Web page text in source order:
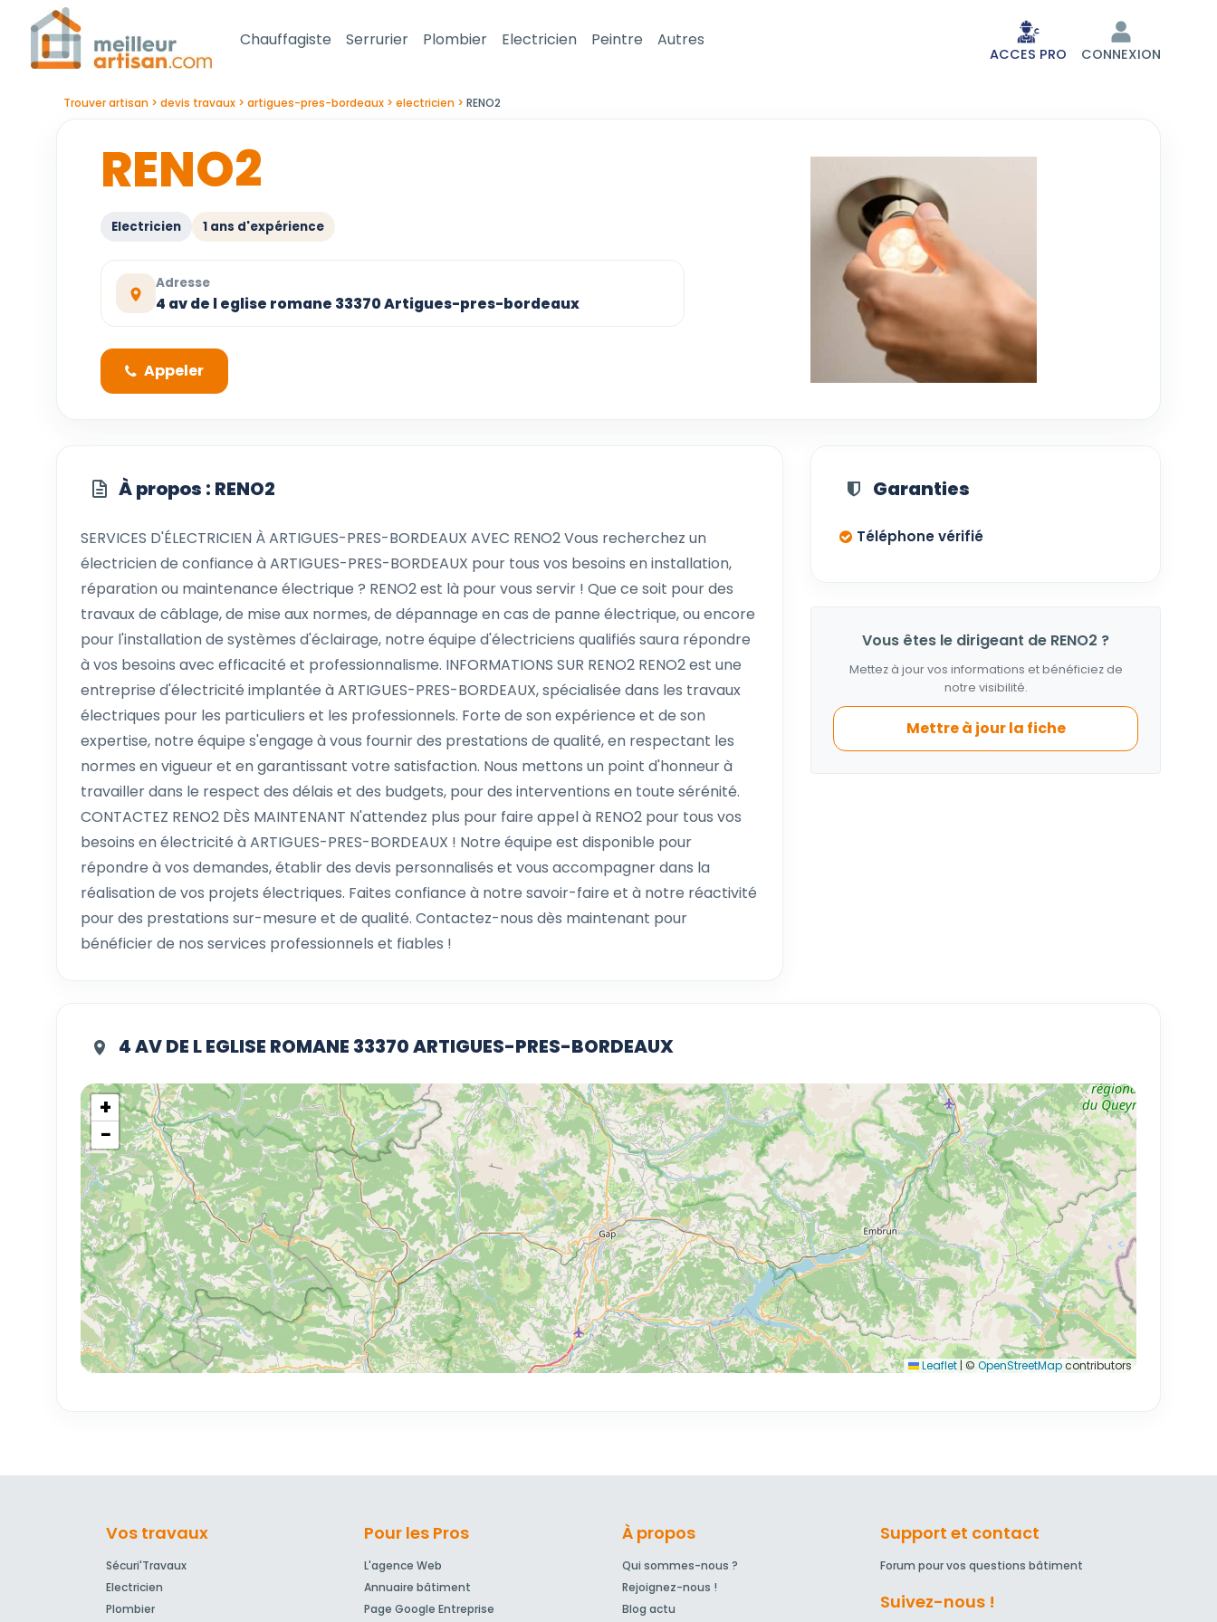
Chauffagiste Serrurier Plombier Electricien Peintre Autres
ACCES PRO CONNEXION
Trouver artisan devis travaux artigues-pres-bordeaux electricien RENO2
RENO2
Electricien 1 ans d'expérience
Adresse
4 av de l eglise romane 33370 Artigues-pres-bordeaux
Appeler
À propos : RENO2
SERVICES D'ÉLECTRICIEN À ARTIGUES-PRES-BORDEAUX AVEC RENO2 Vous recherchez un
électricien de confiance à ARTIGUES-PRES-BORDEAUX pour tous vos besoins en installation,
réparation ou maintenance électrique ? RENO2 est là pour vous servir ! Que ce soit pour des
travaux de câblage, de mise aux normes, de dépannage en cas de panne électrique, ou encore
pour l'installation de systèmes d'éclairage, notre équipe d'électriciens qualifiés saura répondre
à vos besoins avec efficacité et professionnalisme. INFORMATIONS SUR RENO2 RENO2 est une
entreprise d'électricité implantée à ARTIGUES-PRES-BORDEAUX, spécialisée dans les travaux
électriques pour les particuliers et les professionnels. Forte de son expérience et de son
expertise, notre équipe s'engage à vous fournir des prestations de qualité, en respectant les
normes en vigueur et en garantissant votre satisfaction. Nous mettons un point d'honneur à
travailler dans le respect des délais et des budgets, pour des interventions en toute sérénité.
CONTACTEZ RENO2 DÈS MAINTENANT N'attendez plus pour faire appel à RENO2 pour tous vos
besoins en électricité à ARTIGUES-PRES-BORDEAUX ! Notre équipe est disponible pour
répondre à vos demandes, établir des devis personnalisés et vous accompagner dans la
réalisation de vos projets électriques. Faites confiance à notre savoir-faire et à notre réactivité
pour des prestations sur-mesure et de qualité. Contactez-nous dès maintenant pour
bénéficier de nos services professionnels et fiables !
Garanties
Téléphone vérifié
Vous êtes le dirigeant de RENO2 ?
Mettez à jour vos informations et bénéficiez de
notre visibilité.
Mettre à jour la fiche
4 AV DE L EGLISE ROMANE 33370 ARTIGUES-PRES-BORDEAUX
+
−
Leaflet | © OpenStreetMapcontributors
Vos travaux
Sécuri'Travaux
Electricien
Plombier
Pour les Pros
L'agence Web
Annuaire bâtiment
Page Google Entreprise
À propos
Qui sommes-nous ?
Rejoignez-nous !
Blog actu
Support et contact
Forum pour vos questions bâtiment
Suivez-nous !